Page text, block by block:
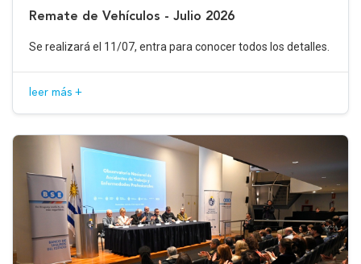
Remate de Vehículos - Julio 2026
Se realizará el 11/07, entra para conocer todos los detalles.
leer más +